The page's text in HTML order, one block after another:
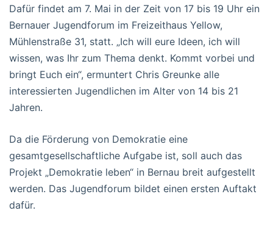
Dafür findet am 7. Mai in der Zeit von 17 bis 19 Uhr ein
Bernauer Jugendforum im Freizeithaus Yellow,
Mühlenstraße 31, statt. „Ich will eure Ideen, ich will
wissen, was Ihr zum Thema denkt. Kommt vorbei und
bringt Euch ein“, ermuntert Chris Greunke alle
interessierten Jugendlichen im Alter von 14 bis 21
Jahren.
Da die Förderung von Demokratie eine
gesamtgesellschaftliche Aufgabe ist, soll auch das
Projekt „Demokratie leben“ in Bernau breit aufgestellt
werden. Das Jugendforum bildet einen ersten Auftakt
dafür.